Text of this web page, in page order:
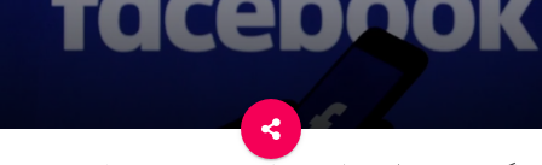
غذا
رستوران گردی
آشپزی
سفر و گردشگری